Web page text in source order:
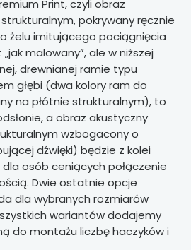
Print, czyli obraz
pokrywany ręcznie
żelu imitującego pociągnięcia
malowany”, ale w niższej
drewnianej ramie typu
głębi (dwa kolory ram do
na płótnie strukturalnym), to
a obraz akustyczny
wzbogacony o
dźwięki) będzie z kolei
osób ceniących połączenie
Dwie ostatnie opcje
dla wybranych rozmiarów
wariantów dodajemy
do montażu liczbę haczyków i